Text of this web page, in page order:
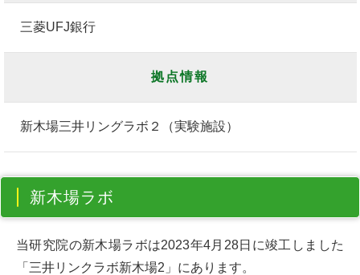
三菱UFJ銀行
拠点情報
新木場三井リングラボ２（実験施設）
新木場ラボ
当研究院の新木場ラボは2023年4月28日に竣工しました
「三井リンクラボ新木場2」にあります。